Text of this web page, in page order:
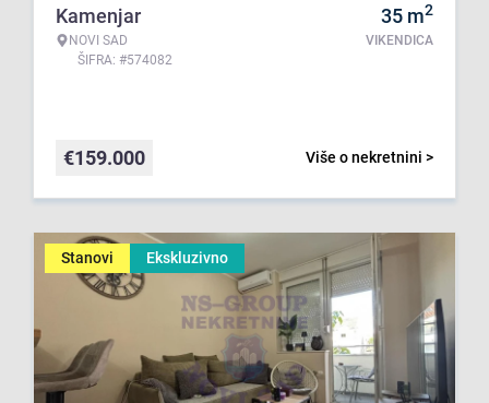
Kamenjar
NOVI SAD
ŠIFRA: #574082
35 m2
VIKENDICA
Više o nekretnini >
€159.000
Stanovi Ekskluzivno